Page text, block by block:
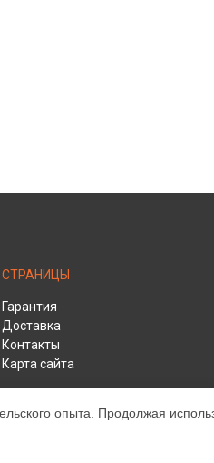
СТРАНИЦЫ
Гарантия
Доставка
Контакты
Карта сайта
опыта. Продолжая